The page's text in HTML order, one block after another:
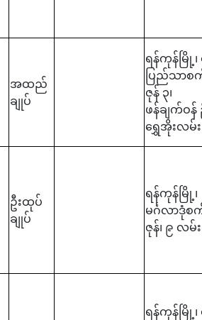
အထည်
ချုပ်
ရန်ကုန်မြို့၊
ပြည်သာစ
ဇုန် ၃၊
ဖန်ချက်ဝန်
ရွှေအိုးလမ်း
ဦးထုပ်
ချုပ်
ရန်ကုန်မြို့၊
မင်္ဂလာဒုံစ
ဇုန်၊ ၉ လမ်း
ရန်ကုန်မြို့၊